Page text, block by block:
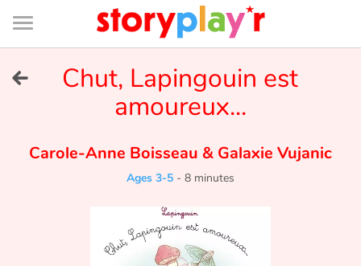
Connexion
Bibliothèque
de
page
Try for free
Chut, Lapingouin est
amoureux...
Carole-Anne Boisseau & Galaxie Vujanic
Ages 3-5 - 8 minutes